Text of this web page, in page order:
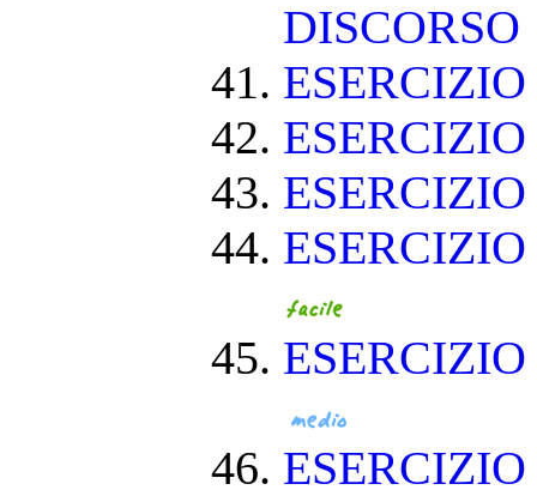
DISCORSO